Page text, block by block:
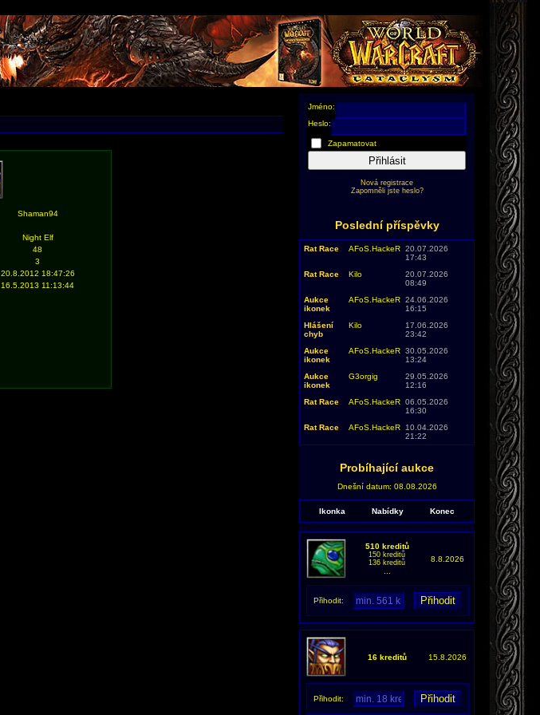
Shaman94
Night Elf
48
3
20.8.2012 18:47:26
16.5.2013 11:13:44
Jméno:
Heslo:
Zapamatovat
Přihlásit
Nová registrace
Zapomněli jste heslo?
Poslední příspěvky
Rat Race AFoS.HackeR 20.07.2026
17:43
Rat Race
Kilo
20.07.2026
08:49
Aukce
ikonek
AFoS.HackeR 24.06.2026
16:15
Hlášení
chyb
Kilo
17.06.2026
23:42
Aukce
ikonek
AFoS.HackeR 30.05.2026
13:24
Aukce
ikonek
G3orgig
29.05.2026
12:16
Rat Race
AFoS.HackeR 06.05.2026
16:30
Rat Race
AFoS.HackeR
10.04.2026
21:22
Probíhající aukce
Dnešní datum: 08.08.2026
Ikonka Nabídky Konec
510 kreditů
150 kreditů
136 kreditů
8.8.2026
Přihodit:
16 kreditů 15.8.2026
Přihodit: